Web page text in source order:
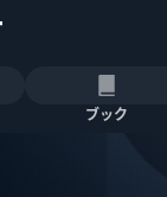
ブック